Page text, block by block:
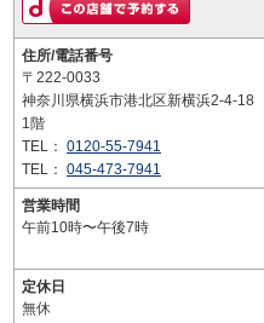
住所/電話番号
〒222-0033
神奈川県横浜市港北区新横浜2-4-18
1階
TEL： 0120-55-7941
TEL： 045-473-7941
営業時間
午前10時〜午後7時
定休日
無休